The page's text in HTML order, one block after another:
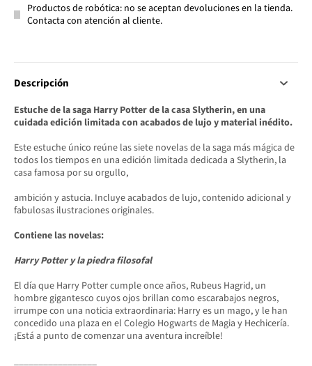
Productos de robótica: no se aceptan devoluciones en la tienda.
Contacta con atención al cliente.
Descripción
Estuche de la saga Harry Potter de la casa Slytherin, en una
cuidada edición limitada con acabados de lujo y material inédito.
Este estuche único reúne las siete novelas de la saga más mágica de
todos los tiempos en una edición limitada dedicada a Slytherin, la
casa famosa por su orgullo,
ambición y astucia. Incluye acabados de lujo, contenido adicional y
fabulosas ilustraciones originales.
Contiene las novelas:
Harry Potter y la piedra filosofal
El día que Harry Potter cumple once años, Rubeus Hagrid, un
hombre gigantesco cuyos ojos brillan como escarabajos negros,
irrumpe con una noticia extraordinaria: Harry es un mago, y le han
concedido una plaza en el Colegio Hogwarts de Magia y Hechicería.
¡Está a punto de comenzar una aventura increíble!